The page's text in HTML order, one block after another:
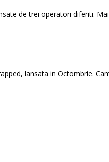
de trei operatori diferiti.
lansata in Octombrie.